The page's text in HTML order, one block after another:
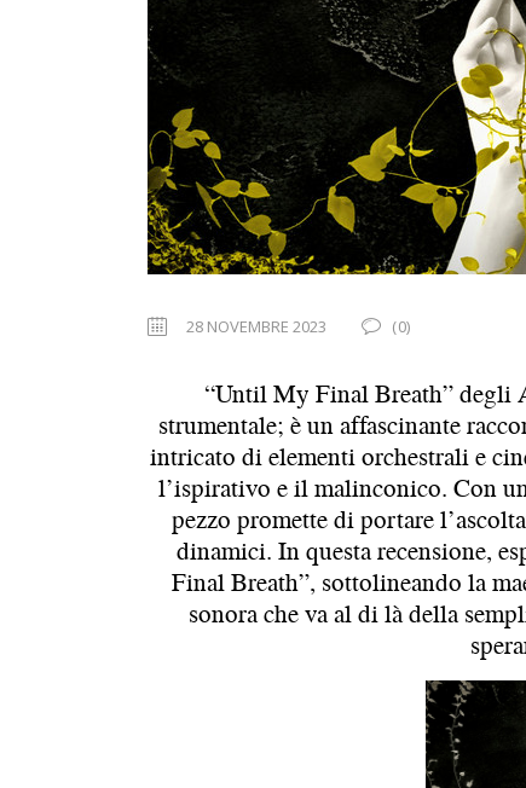
28 NOVEMBRE 2023 (0)
“Until My Final Breath” degli
strumentale; è un affascinante
intricato di elementi orchestrali e
l’ispirativo e il malinconico. Con
pezzo promette di portare
dinamici. In questa recensione,
Final Breath”, sottolineando la
sonora che va al di là della